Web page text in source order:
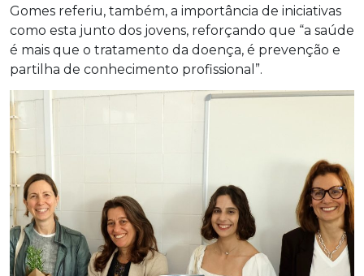
Gomes referiu, também, a importância de iniciativas
como esta junto dos jovens, reforçando que “a saúde
é mais que o tratamento da doença, é prevenção e
partilha de conhecimento profissional”.